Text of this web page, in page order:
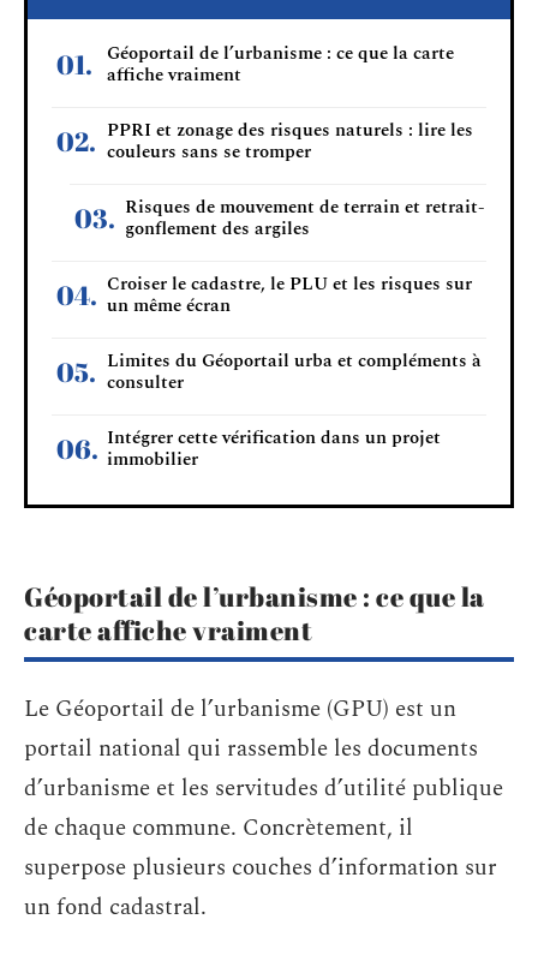
Géoportail de l’urbanisme : ce que la carte
affiche vraiment
PPRI et zonage des risques naturels : lire les
couleurs sans se tromper
Risques de mouvement de terrain et retrait-
gonflement des argiles
Croiser le cadastre, le PLU et les risques sur
un même écran
Limites du Géoportail urba et compléments à
consulter
Intégrer cette vérification dans un projet
immobilier
Géoportail de l’urbanisme : ce que la
carte affiche vraiment
Le Géoportail de l’urbanisme (GPU) est un
portail national qui rassemble les documents
d’urbanisme et les servitudes d’utilité publique
de chaque commune. Concrètement, il
superpose plusieurs couches d’information sur
un fond cadastral.